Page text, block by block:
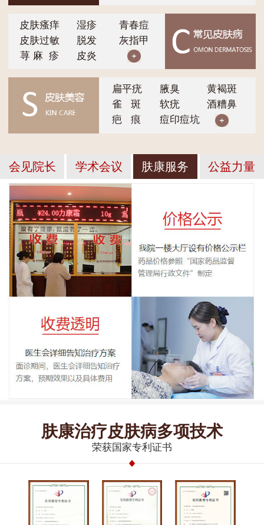
皮肤瘙痒 湿疹
青春痘
皮肤过敏
脱发
灰指甲
荨 麻 疹
皮炎
扁平疣 腋臭
黄褐斑
雀 斑
软疣
酒糟鼻
疤 痕
痘印痘坑
会见院长 学术会议 肤康服务 公益力量
肤康治疗皮肤病多项技术
荣获国家专利证书